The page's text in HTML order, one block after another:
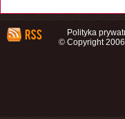
Polityka
© Copyright